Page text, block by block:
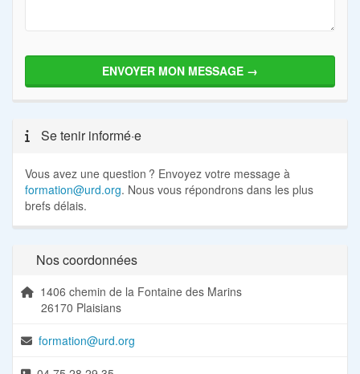
Se tenir informé·e
Vous avez une question ? Envoyez votre message à
formation@urd.org. Nous vous répondrons dans les plus
brefs délais.
Nos coordonnées
1406 chemin de la Fontaine des Marins
26170 Plaisians
formation@urd.org